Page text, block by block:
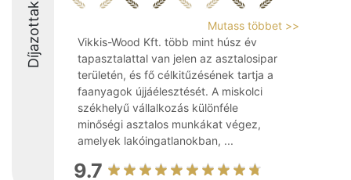
Díjazottak
Mutass többet >>
Vikkis-Wood Kft. több mint húsz év
tapasztalattal van jelen az asztalosipar
területén, és fő célkitűzésének tartja a
faanyagok újjáélesztését. A miskolci
székhelyű vállalkozás különféle
minőségi asztalos munkákat végez,
amelyek lakóingatlanokban, ...
9.7